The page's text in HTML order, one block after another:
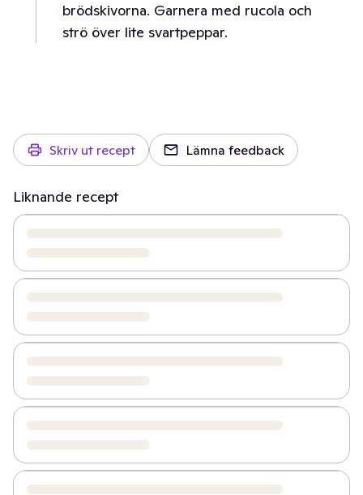
brödskivorna. Garnera med rucola och
strö över lite svartpeppar.
Skriv ut recept Lämna feedback
Liknande recept